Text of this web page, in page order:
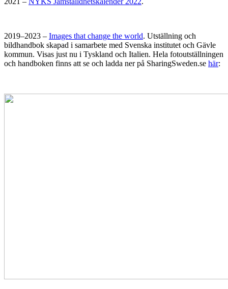
2019–2023 – Images that change the world. Utställning och
bildhandbok skapad i samarbete med Svenska institutet och Gävle
kommun. Visas just nu i Tyskland och Italien. Hela fotoutställningen
och handboken finns att se och ladda ner på SharingSweden.se här: